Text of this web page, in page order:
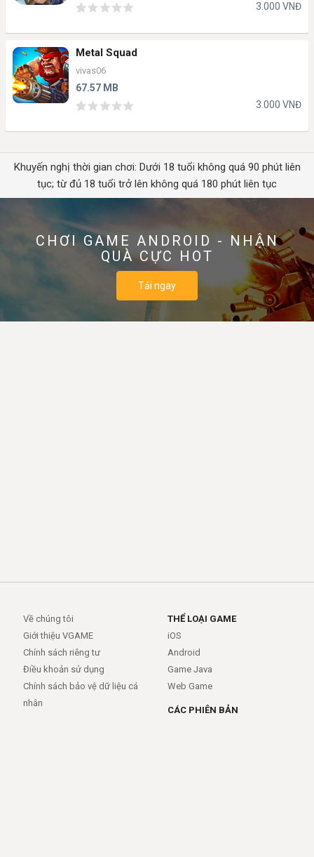
3.000 VNĐ
Metal Squad
vivas06
67.57 MB
3.000 VNĐ
Khuyến nghị thời gian chơi: Dưới 18 tuổi không quá 90 phút liên
tục; từ đủ 18 tuổi trở lên không quá 180 phút liên tục
CHƠI GAME ANDROID - NHẬN
QUÀ CỰC HOT
Tải ngay
Về chúng tôi
Giới thiệu VGAME
Chính sách riêng tư
Điều khoản sử dụng
Chính sách bảo vệ dữ liệu cá
nhân
THỂ LOẠI GAME
iOS
Android
Game Java
Web Game
CÁC PHIÊN BẢN